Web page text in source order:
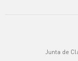
Junta de